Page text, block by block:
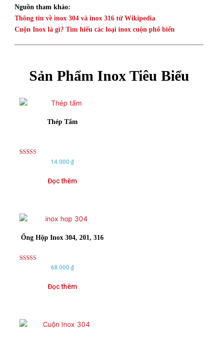
Nguồn tham khảo:
Thông tin về inox 304 và inox 316 từ Wikipedia
Cuộn Inox là gì? Tìm hiểu các loại inox cuộn phổ biến
Sản Phẩm Inox Tiêu Biểu
Thép Tấm
14.000₫
Đọc thêm
Ống Hộp Inox 304, 201, 316
68.000₫
Đọc thêm